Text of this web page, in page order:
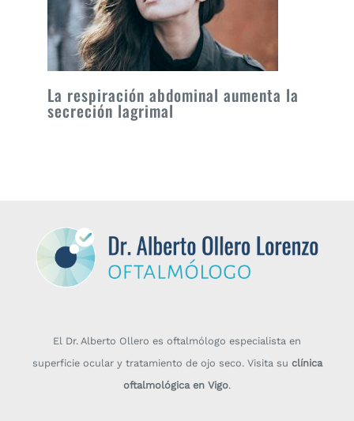
La respiración abdominal aumenta la
secreción lagrimal
El Dr. Alberto Ollero es oftalmólogo especialista en
superficie ocular y tratamiento de ojo seco. Visita su clínica
oftalmológica en Vigo.